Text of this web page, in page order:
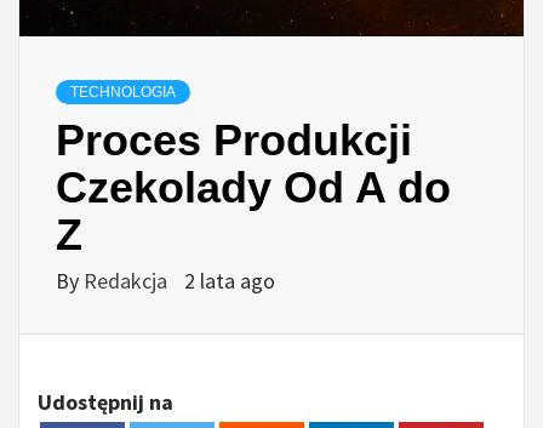
TECHNOLOGIA
Proces Produkcji
Czekolady Od A do
Z
By Redakcja 2 lata ago
Udostępnij na